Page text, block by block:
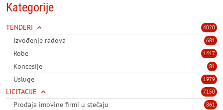
Kategorije
4020
TENDERI
681
Izvođenje radova
1417
Robe
81
Koncesije
1979
Usluge
7150
LICITACIJE
861
Prodaja imovine firmi u stečaju